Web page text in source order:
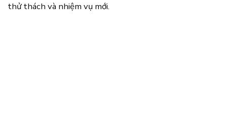
thử thách và nhiệm vụ mới.